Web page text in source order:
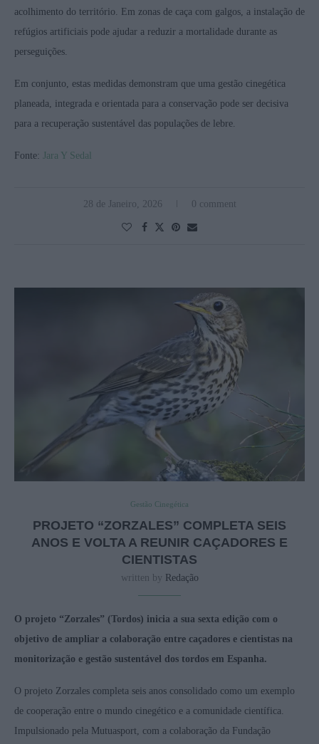
acolhimento do território. Em zonas de caça com galgos, a instalação de
refúgios artificiais pode ajudar a reduzir a mortalidade durante as
perseguições.
Em conjunto, estas medidas demonstram que uma gestão cinegética
planeada, integrada e orientada para a conservação pode ser decisiva
para a recuperação sustentável das populações de lebre.
Fonte: Jara Y Sedal
28 de Janeiro, 2026 0 comment
Gestão Cinegética
PROJETO “ZORZALES” COMPLETA SEIS
ANOS E VOLTA A REUNIR CAÇADORES E
CIENTISTAS
written by Redação
O projeto “Zorzales” (Tordos) inicia a sua sexta edição com o
objetivo de ampliar a colaboração entre caçadores e cientistas na
monitorização e gestão sustentável dos tordos em Espanha.
O projeto Zorzales completa seis anos consolidado como um exemplo
de cooperação entre o mundo cinegético e a comunidade científica.
Impulsionado pela Mutuasport, com a colaboração da Fundação